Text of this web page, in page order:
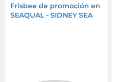
Frisbee de promoción en
SEAQUAL - SIDNEY SEA